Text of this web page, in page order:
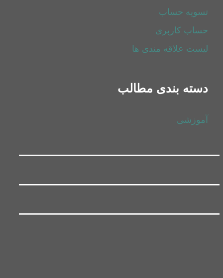
تسویه حساب
حساب کاربری
لیست علاقه مندی ها
دسته بندی مطالب
آموزشی